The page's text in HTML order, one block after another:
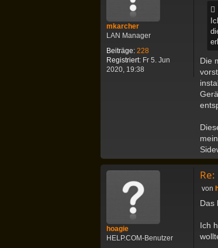
mkarcher
LAN Manager
Beiträge: 228
Registriert: Fr 5. Jun
2020, 19:38
Die
hoagie
HELP.COM-Benutzer
B
i
r
a
von
Das
Ich